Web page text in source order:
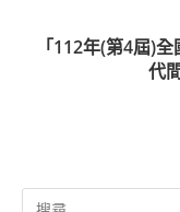
「112年(第4屆)
代
Search